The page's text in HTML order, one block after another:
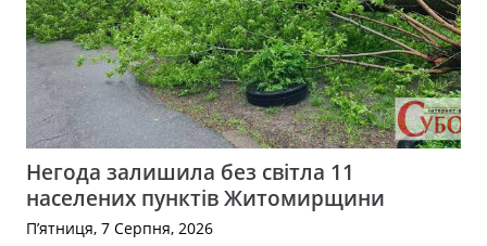
Негода залишила без світла 11
населених пунктів Житомирщини
П’ятниця, 7 Серпня, 2026